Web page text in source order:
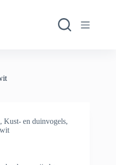
, Kust- en duinvogels,